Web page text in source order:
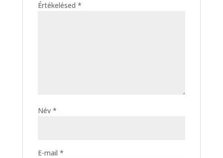
Értékelésed *
Név *
E-mail *